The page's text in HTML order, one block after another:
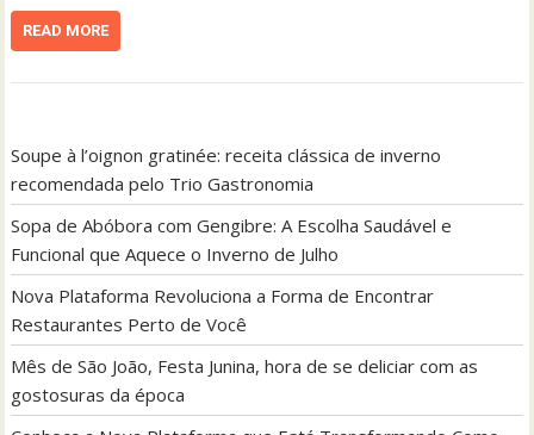
READ MORE
Soupe à l’oignon gratinée: receita clássica de inverno
recomendada pelo Trio Gastronomia
Sopa de Abóbora com Gengibre: A Escolha Saudável e
Funcional que Aquece o Inverno de Julho
Nova Plataforma Revoluciona a Forma de Encontrar
Restaurantes Perto de Você
Mês de São João, Festa Junina, hora de se deliciar com as
gostosuras da época